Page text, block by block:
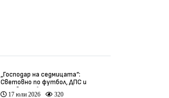
„Господар на седмицата“:
Световно по футбол, ДПС и
гафове от близо и далеч
17 юли 2026 320